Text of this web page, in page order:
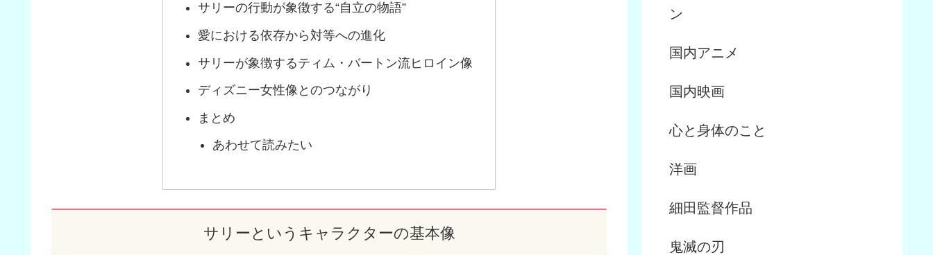
サリーの行動が象徴する“自立の物語”
愛における依存から対等への進化
サリーが象徴するティム・バートン流ヒロイン像
ディズニー女性像とのつながり
まとめ
あわせて読みたい
サリーというキャラクターの基本像
ン
国内アニメ
国内映画
心と身体のこと
洋画
細田監督作品
鬼滅の刃